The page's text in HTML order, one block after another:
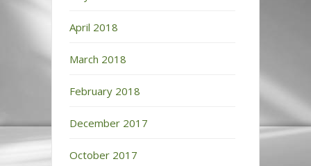
April 2018
March 2018
February 2018
December 2017
October 2017